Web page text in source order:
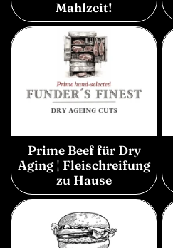
Mahlzeit!
Prime Beef für Dry
Aging | Fleischreifung
zu Hause